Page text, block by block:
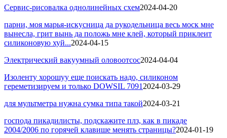
Сервис-рисовалка однолинейных схем2024-04-20
парни, моя марья-искусница да рукодельница весь моск мне
вынесла, грит вынь да положь мне клей, который приклеит
силиконовую хуй...2024-04-15
Электрический вакуумный оловоотсос2024-04-04
Изоленту хорошуу еще поискать надо, силиконом
гереметизируем и только DOWSIL 7091 2024-03-29
для мультметра нужна сумка типа такой2024-03-21
господа пикадилисты, подскажите плз, как в пикаде
2004/2006 по горячей клавише менять страницы?2024-01-19